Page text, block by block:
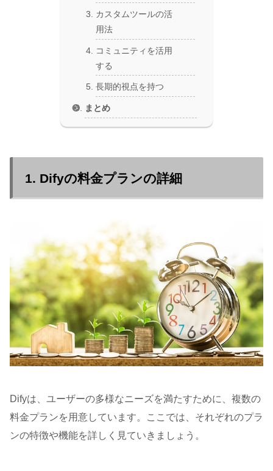
カスタムツールの活
用法
コミュニティを活用
する
長期的視点を持つ
まとめ
1. Difyの料金プランの詳細
Difyは、ユーザーの多様なニーズを満たすために、複数の
料金プランを用意しています。ここでは、それぞれのプラ
ンの特徴や機能を詳しく見ていきましょう。